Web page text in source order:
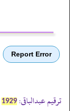
Report Error
ترقیم عبدالباقی: 1929